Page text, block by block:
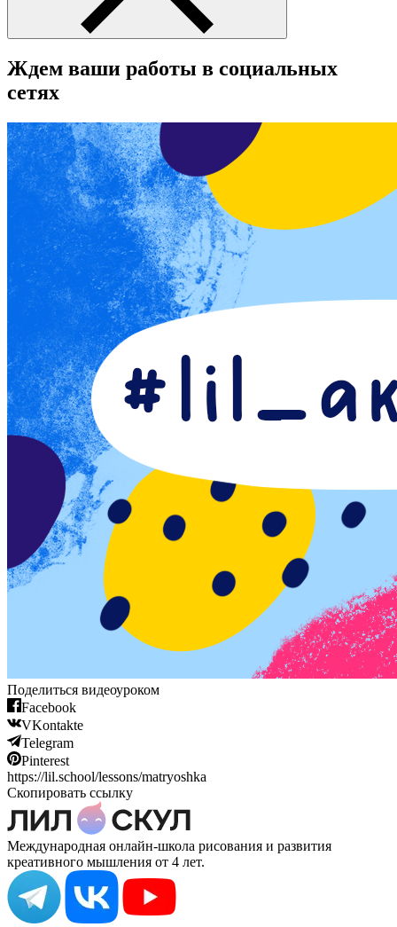
Ждем ваши работы в социальных
сетях
Поделиться видеоуроком
Facebook
VKontakte
Telegram
Pinterest
https://lil.school/lessons/matryoshka
Скопировать ссылку
Международная онлайн-школа рисования и развития
креативного мышления от 4 лет.